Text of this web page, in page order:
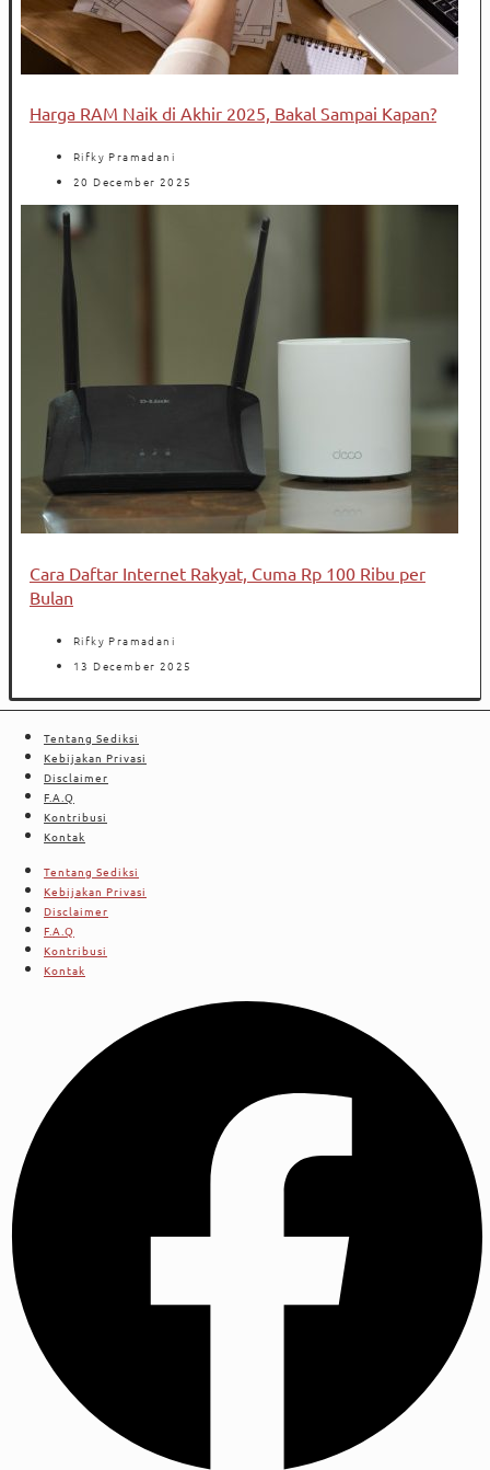
Harga RAM Naik di Akhir 2025, Bakal Sampai Kapan?
Rifky Pramadani
20 December 2025
Cara Daftar Internet Rakyat, Cuma Rp 100 Ribu per
Bulan
Rifky Pramadani
13 December 2025
Tentang Sediksi
Kebijakan Privasi
Disclaimer
F.A.Q
Kontribusi
Kontak
Tentang Sediksi
Kebijakan Privasi
Disclaimer
F.A.Q
Kontribusi
Kontak